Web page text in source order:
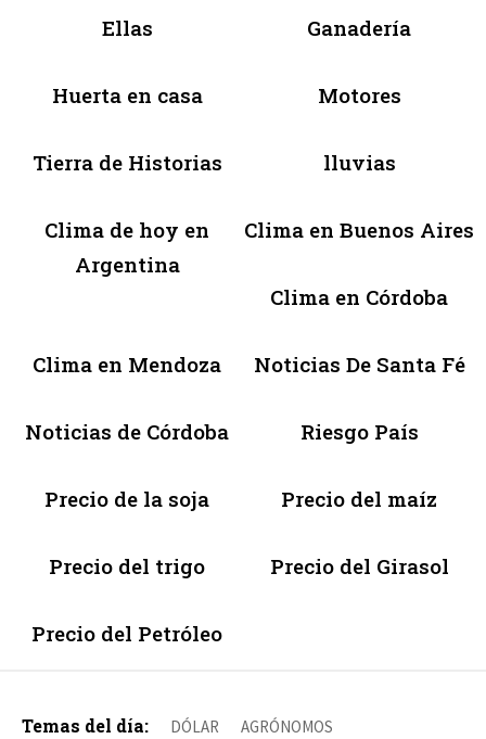
Ellas Ganadería
Huerta en casa Motores
Tierra de Historias lluvias
Clima de hoy en
Argentina
Clima en Buenos Aires
Clima en Córdoba
Clima en Mendoza Noticias De Santa Fé
Noticias de Córdoba Riesgo País
Precio de la soja Precio del maíz
Precio del trigo Precio del Girasol
Precio del Petróleo
Temas del día: DÓLAR AGRÓNOMOS